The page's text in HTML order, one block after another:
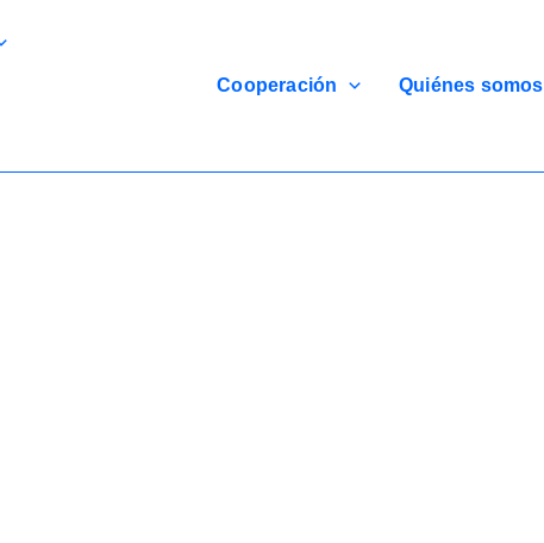
Cooperación Quiénes somos